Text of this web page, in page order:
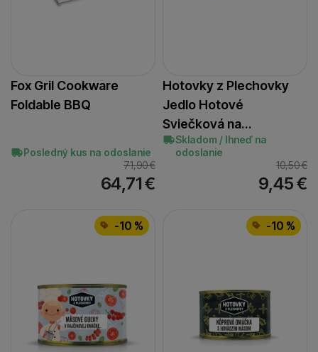
Fox Gril Cookware
Foldable BBQ
Posledný kus na odoslanie
71,90€
64,71€
Hotovky z Plechovky
Jedlo Hotové
Sviečková na…
Skladom / Ihneď na
odoslanie
10,50€
9,45€
-10 % -10 %